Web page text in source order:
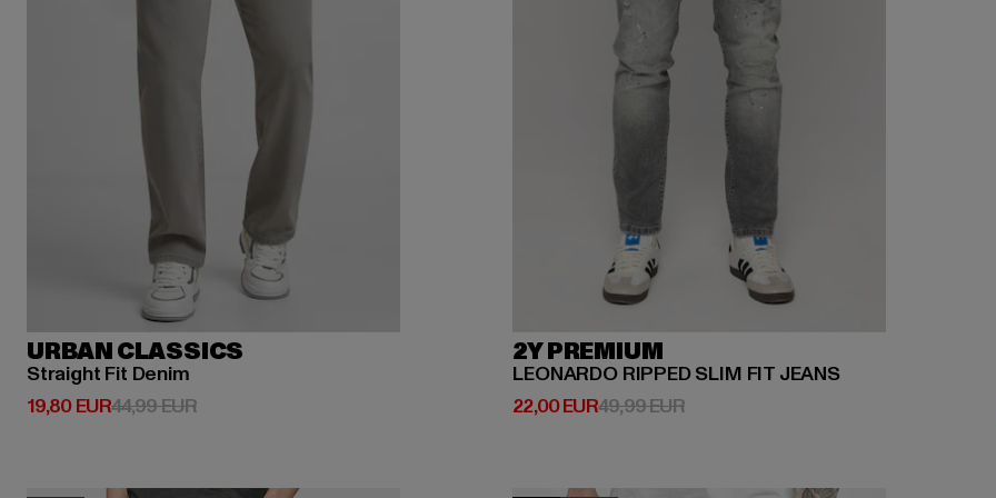
URBAN CLASSICS
Straight Fit Denim
19,80 EUR
Derzeitiger Preis: 19,80 EUR
44,99 EURAktionspreis: 44,99 EUR
2Y PREMIUM
LEONARDO RIPPED SLIM FIT JEANS
22,00 EUR
Derzeitiger Preis: 22,00 EUR
49,99 EURAktionspreis: 49,99 EUR